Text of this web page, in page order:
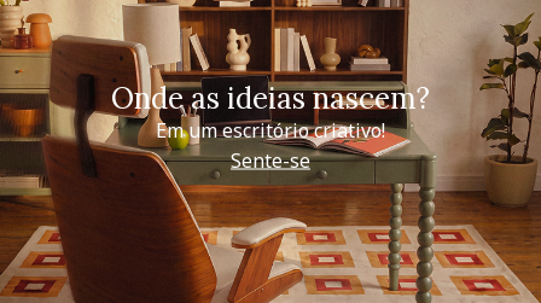
Onde as ideias nascem?
Em um escritório criativo!
Sente-se